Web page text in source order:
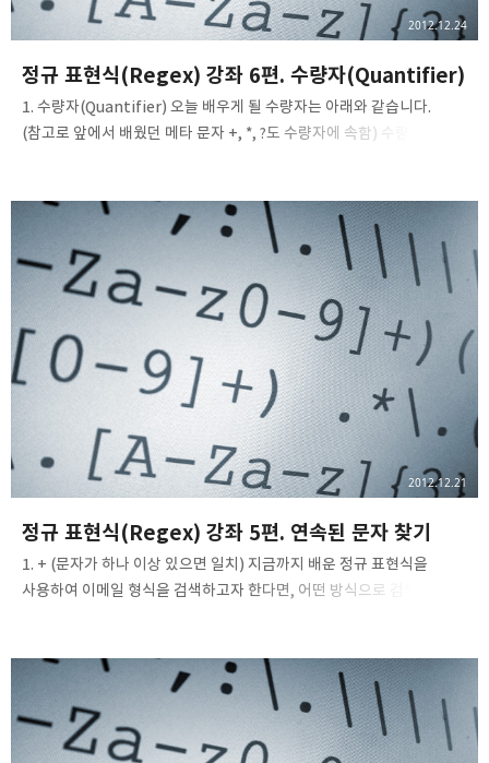
정규 표현식(Regex) 강좌 6편. 수량자(Quantifier)
2012.12.24
1. 수량자(Quantifier) 오늘 배우게 될 수량자는 아래와 같습니다.
(참고로 앞에서 배웠던 메타 문자 +, *, ?도 수량자에 속함) 수량자 설명
없습니다.) 위의 수량자들을 차례대로 알아보도록 합시다. 우선 첫번째
수량자인 {n} 입니다. 이 수량자가 뒤에 따라오면, 앞에 있는 문자 집합
혹은 문자가 n번 연속해서 일치하는지 확인합니다. 주의하셔야 할
부분은, 이상도 아니고 이하도 아닌 정확히 n개만을 찾는다는 겁니다.
예를 들어서, [0-9]{3}는 숫자가 세자리로 연속되어야 일치한다는
것입니다. 만약 두자리라던가, 네자리라면 일치하지..
정규 표현식(Regex) 강좌 5편. 연속된 문자 찾기
2012.12.21
1. + (문자가 하나 이상 있으면 일치) 지금까지 배운 정규 표현식을
사용하여 이메일 형식을 검색하고자 한다면, 어떤 방식으로 검색을 할 수
연속된 문자는 어떻게 검색을 할까요? 그것은 바로, 지금 배우게 될 +란
메타 문자로 해결할 수 있습니다. Reg.
Expression:\w+@\w+\.\w+Text:id@gmail.comid@daumnetid
@naver.comid@nate.comid@google 정규 표현식을 차례대로